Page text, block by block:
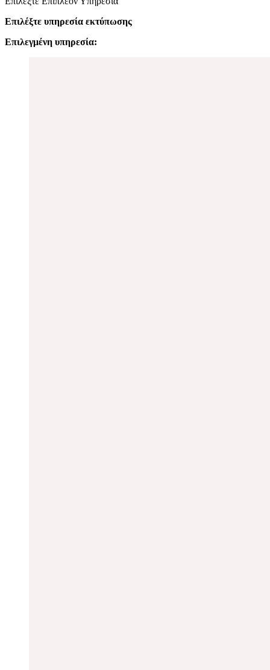
Επιλέξτε υπηρεσία εκτύπωσης
Επιλεγμένη υπηρεσία: